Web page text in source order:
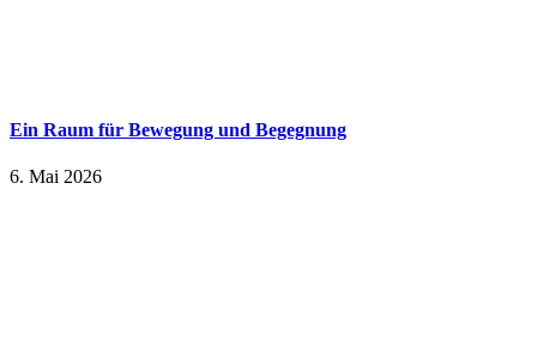
Ein Raum für Bewegung und Begegnung
6. Mai 2026